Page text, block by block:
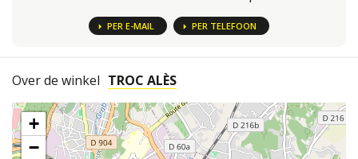
PER E-MAIL PER TELEFOON
Over de winkel TROC ALÈS
+
−